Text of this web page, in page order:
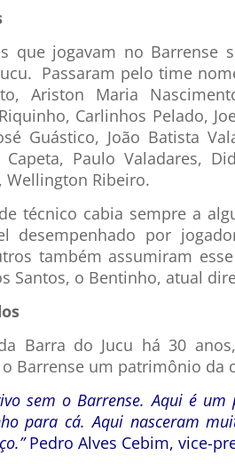
que jogavam no Barrense
Passaram pelo time
Ariston Maria
Carlinhos Pelado,
Guástico, João Batista
Paulo Valadares,
Wellington Ribeiro.
técnico cabia sempre a
desempenhado por
também assumiram
Santos, o Bentinho, atual
Barra do Jucu há 30
Barrense um patrimônio da
sem o Barrense. Aqui é
para cá. Aqui nasceram
Pedro Alves Cebim, vice-